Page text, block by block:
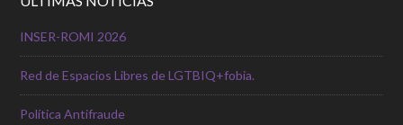
INSER-ROMI 2026
Red de Espacios Libres de LGTBIQ+fobia.
Política Antifraude